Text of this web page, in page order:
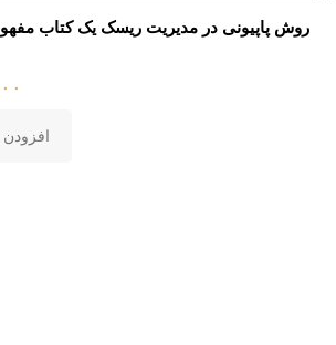
روش پاپیونی در مدیریت ریسک یک کتاب